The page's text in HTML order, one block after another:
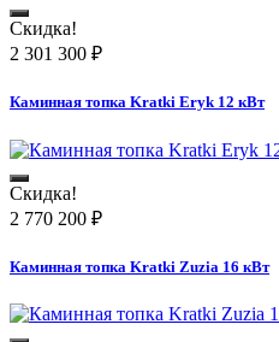
Скидка!
2 301 300 ₽
Каминная топка Kratki Eryk 12 кВт
Скидка!
2 770 200 ₽
Каминная топка Kratki Zuzia 16 кВт